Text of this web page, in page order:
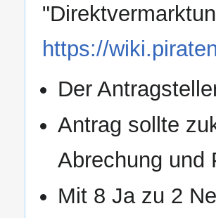
https://
Der
Antrag sollte
Abrechung und
Mit 8 Ja zu 2